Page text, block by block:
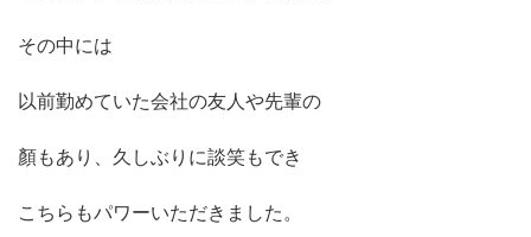
その中には
以前勤めていた会社の友人や先輩の
顏もあり、久しぶりに談笑もでき
こちらもパワーいただきました。